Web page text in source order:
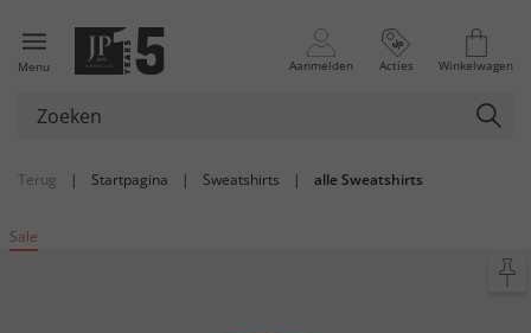
Menu Aanmelden Acties Winkelwagen
Terug | Startpagina | Sweatshirts | alle Sweatshirts
Sale